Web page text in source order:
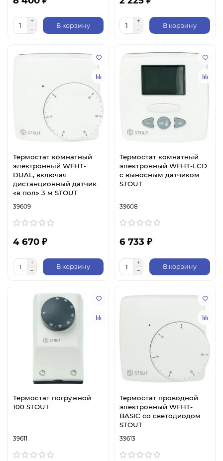
В корзину В корзину
Термостат комнатный
электронный WFHT-
DUAL, включая
дистанционный датчик
«в пол» 3 м STOUT
39609
4 670 ₽
В корзину
Термостат комнатный
электронный WFHT-LCD
с выносным датчиком
STOUT
39608
6 733 ₽
В корзину
Термостат погружной
100 STOUT
39611
Термостат проводной
электронный WFHT-
BASIC со светодиодом
STOUT
39613